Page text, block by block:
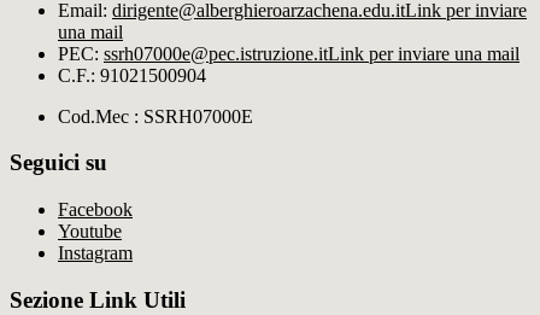
Email: dirigente@alberghieroarzachena​.edu.itLink per inviare
una mail
PEC: ssrh07000e@pec.istruzione.itLink per inviare una mail
C.F.: 91021500904
Cod.Mec : SSRH07000E
Seguici su
Facebook
Youtube
Instagram
Sezione Link Utili